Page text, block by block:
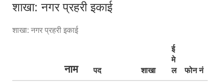
शाखा: नगर प्रहरी इकाई
शाखा: नगर प्रहरी इकाई
नाम पद शाखा
ई
मे
ल
फोन नं